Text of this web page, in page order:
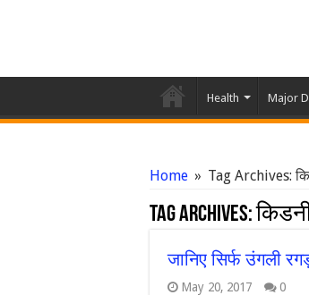
Health Major
Home » Tag Archives:
Tag Archives:
जानिए सिर्फ उंगली
May 20, 2017 0